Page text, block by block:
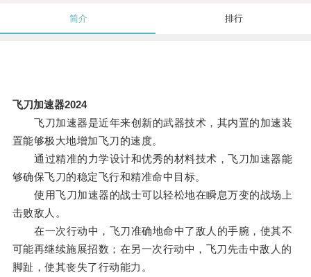
简介 排行
飞刀加速器2024
飞刀加速器是近年来创新的武器技术，其内置的加速装
置能够极大地增加飞刀的速度。
通过精准的力学设计和优秀的材料技术，飞刀加速器能
够确保飞刀的稳定飞行和精准命中目标。
使用飞刀加速器的战士可以轻松地在瞬息万变的战场上
击败敌人。
在一次行动中，飞刀准确地命中了敌人的手腕，使其不
可能再继续施展招数；在另一次行动中，飞刀先击中敌人的
脚趾，使其丧失了行动能力。